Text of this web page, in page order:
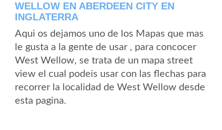
WELLOW EN ABERDEEN CITY EN
INGLATERRA
Aqui os dejamos uno de los Mapas que mas
le gusta a la gente de usar , para concocer
West Wellow, se trata de un mapa street
view el cual podeis usar con las flechas para
recorrer la localidad de West Wellow desde
esta pagina.